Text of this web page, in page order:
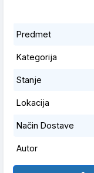
Predmet
Kategorija
Stanje
Lokacija
Način Dostave
Autor